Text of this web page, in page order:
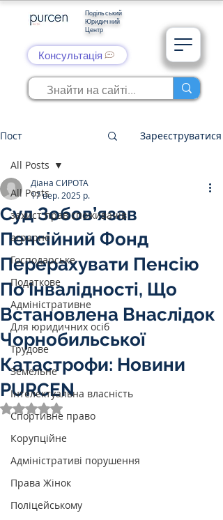
Подільський
Юридичний
Центр
Консультація
Пост Зареєструватися
All Posts
захист прав споживачів
аграрне
Господарське
Податкове
Адміністративне
Для юридичних осіб
Трудове
Земельне
Інтелектуальна власність
Спортивне право
Корупційне
Адміністративі порушення
Права Жінок
Поліцейському
All Posts
Суд Зобов’язав
Пенсійний Фонд
Перерахувати Пенсію
По Інвалідності, Що
Встановлена Внаслідок
Чорнобильської
Катастрофи: Новини
PURCEN
Діана СИРОТА
17 вер. 2025 р.
Оцінка: NaN з 5 зірок.